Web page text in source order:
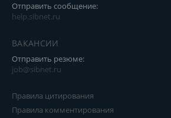
Отправить сообщение:
help.sibnet.ru
ВАКАНСИИ
Отправить резюме:
job@sibnet.ru
Правила цитирования
Правила комментирования